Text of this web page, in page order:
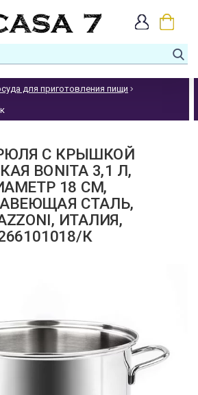
для приготовления пищи
С КРЫШКОЙ
BONITA 3,1 Л,
18 СМ,
СТАЛЬ,
ИТАЛИЯ,
К